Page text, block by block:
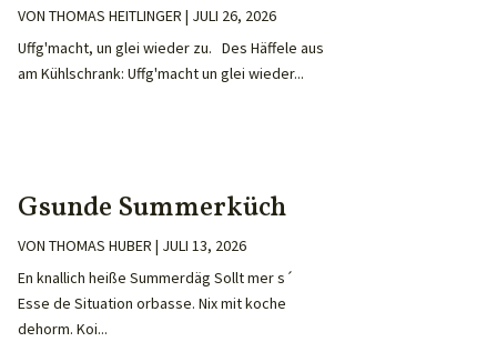
VON THOMAS HEITLINGER | JULI 26, 2026
Uffg'macht, un glei wieder zu. Des Häffele aus
am Kühlschrank: Uffg'macht un glei wieder...
Gsunde Summerküch
VON THOMAS HUBER | JULI 13, 2026
En knallich heiße Summerdäg Sollt mer s´
Esse de Situation orbasse. Nix mit koche
dehorm. Koi...